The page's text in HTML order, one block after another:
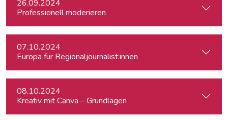
26.09.2024
Professionell moderieren
07.10.2024
Europa für Regionaljournalist:innen
08.10.2024
Kreativ mit Canva – Grundlagen